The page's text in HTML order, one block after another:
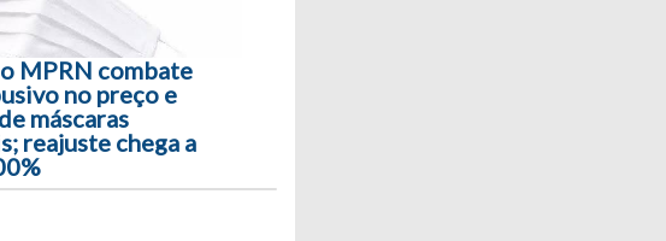
MPRN combate
no preço e
máscaras
reajuste chega a